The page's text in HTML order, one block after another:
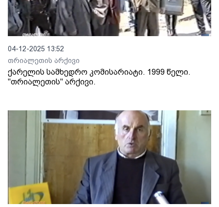
04-12-2025 13:52
თრიალეთის არქივი
ქარელის სამხედრო კომისარიატი. 1999 წელი.
"თრიალეთის" არქივი.